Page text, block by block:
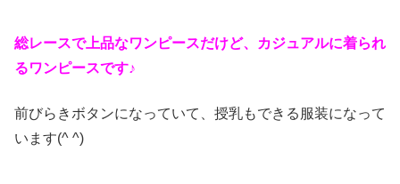
総レースで上品なワンピースだけど、カジュアルに着られ
るワンピースです♪
前びらきボタンになっていて、授乳もできる服装になって
います(^ ^)